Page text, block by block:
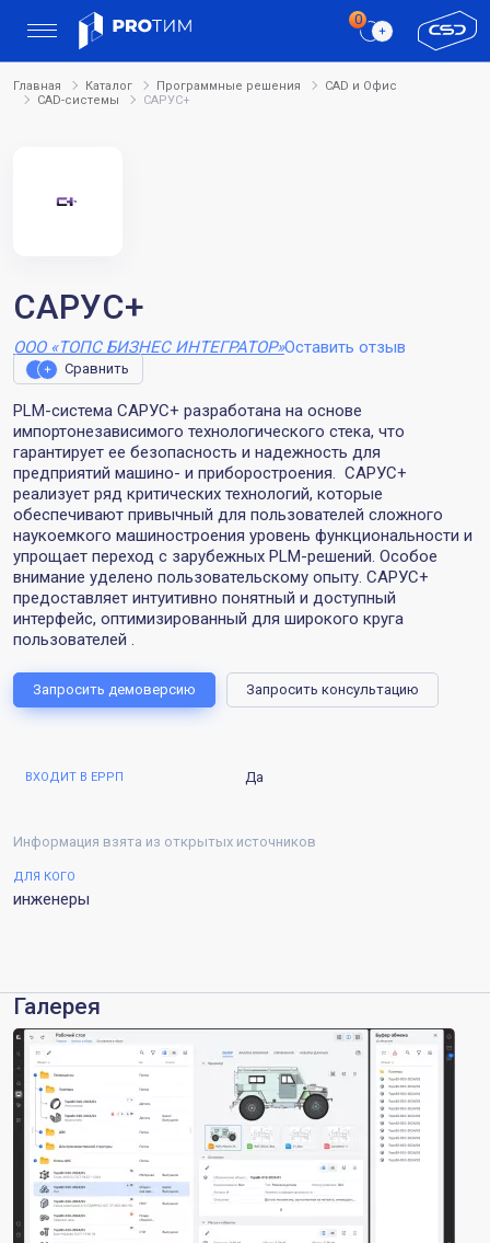
Главная Каталог Программные решения
CAD и Офис
CAD-системы
САРУС+
САРУС+
ООО «ТОПС БИЗНЕС ИНТЕГРАТОР»Оставить отзыв
Сравнить
PLM-система САРУС+ разработана на основе
импортонезависимого технологического стека, что
гарантирует ее безопасность и надежность для
предприятий машино- и приборостроения. САРУС+
реализует ряд критических технологий, которые
обеспечивают привычный для пользователей сложного
наукоемкого машиностроения уровень функциональности и
упрощает переход с зарубежных PLM-решений. Особое
внимание уделено пользовательскому опыту. САРУС+
предоставляет интуитивно понятный и доступный
интерфейс, оптимизированный для широкого круга
пользователей .
Запросить демоверсию Запросить консультацию
ВХОДИТ В ЕРРП Да
Информация взята из открытых источников
ДЛЯ КОГО
инженеры
Галерея